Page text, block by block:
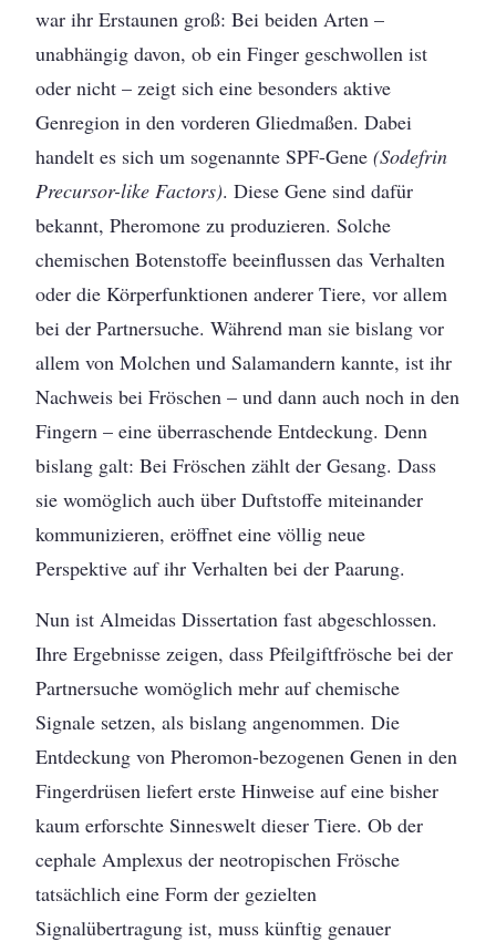
war ihr Erstaunen groß: Bei beiden Arten –
unabhängig davon, ob ein Finger geschwollen ist
oder nicht – zeigt sich eine besonders aktive
Genregion in den vorderen Gliedmaßen. Dabei
handelt es sich um sogenannte SPF-Gene(Sodefrin
Precursor-like Factors). Diese Gene sind dafür
bekannt, Pheromone zu produzieren. Solche
chemischen Botenstoffe beeinflussen das Verhalten
oder die Körperfunktionen anderer Tiere, vor allem
bei der Partnersuche. Während man sie bislang vor
allem von Molchen und Salamandern kannte, ist ihr
Nachweis bei Fröschen – und dann auch noch in den
Fingern – eine überraschende Entdeckung. Denn
bislang galt: Bei Fröschen zählt der Gesang. Dass
sie womöglich auch über Duftstoffe miteinander
kommunizieren, eröffnet eine völlig neue
Perspektive auf ihr Verhalten bei der Paarung.
Nun ist Almeidas Dissertation fast abgeschlossen.
Ihre Ergebnisse zeigen, dass Pfeilgiftfrösche bei der
Partnersuche womöglich mehr auf chemische
Signale setzen, als bislang angenommen. Die
Entdeckung von Pheromon-bezogenen Genen in den
Fingerdrüsen liefert erste Hinweise auf eine bisher
kaum erforschte Sinneswelt dieser Tiere. Ob der
cephale Amplexus der neotropischen Frösche
tatsächlich eine Form der gezielten
Signalübertragung ist, muss künftig genauer